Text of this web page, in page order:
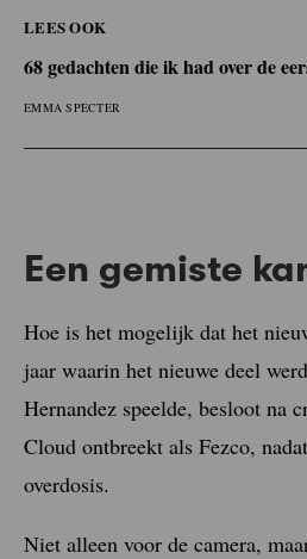
LEES OOK
68 gedachten die ik had over de
EMMA SPECTER
Een gemiste
Hoe is het mogelijk dat het
jaar waarin het nieuwe deel
Hernandez speelde, besloot na
Cloud ontbreekt als Fezco,
overdosis.
Niet alleen voor de camera,